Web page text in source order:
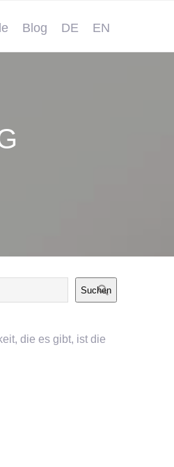
Blog DE EN
Suchen
die es gibt, ist die